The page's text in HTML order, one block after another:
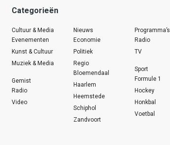
Categorieën
Cultuur & Media
Evenementen
Kunst & Cultuur
Muziek & Media
Gemist
Radio
Video
Nieuws
Economie
Politiek
Regio
Bloemendaal
Haarlem
Heemstede
Schiphol
Zandvoort
Programma’s
Radio
TV
Sport
Formule 1
Hockey
Honkbal
Voetbal